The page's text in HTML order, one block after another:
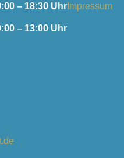
– 18:30 Uhr
– 13:00 Uhr
Impressum